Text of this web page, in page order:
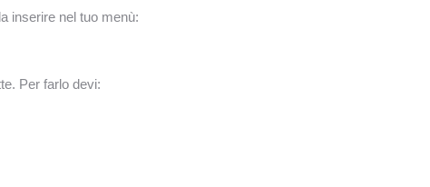
inserire nel tuo menù:
Per farlo devi: